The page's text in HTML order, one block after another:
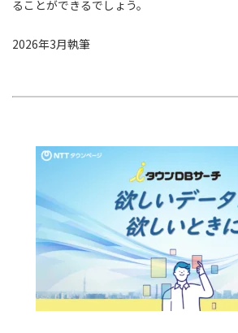
ることができるでしょう。
2026年3月執筆